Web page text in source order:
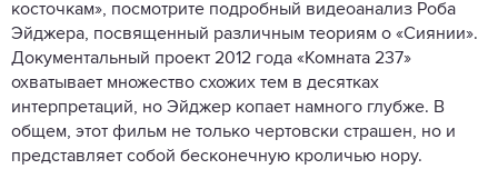
косточкам», посмотрите подробный видеоанализ Роба
Эйджера, посвященный различным теориям о «Сиянии».
Документальный проект 2012 года «Комната 237»
охватывает множество схожих тем в десятках
интерпретаций, но Эйджер копает намного глубже. В
общем, этот фильм не только чертовски страшен, но и
представляет собой бесконечную кроличью нору.